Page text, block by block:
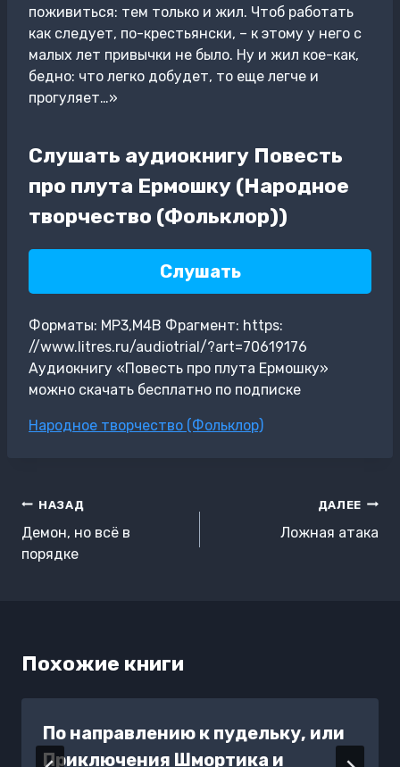
поживиться: тем только и жил. Чтоб работать
как следует, по-крестьянски, – к этому у него с
малых лет привычки не было. Ну и жил кое-как,
бедно: что легко добудет, то еще легче и
прогуляет…»
Слушать аудиокнигу Повесть
про плута Ермошку (Народное
творчество (Фольклор))
Слушать
Форматы: MP3,M4B Фрагмент: https:
//www.litres.ru/audiotrial/?art=70619176
Аудиокнигу «Повесть про плута Ермошку»
можно скачать бесплатно по подписке
Метки
Народное творчество (Фольклор)
Навигация
по
записям
НАЗАД
Демон, но всё в
порядке
ДАЛЕЕ
Ложная атака
Похожие книги
По направлению к пудельку, или
Приключения Шмортика и